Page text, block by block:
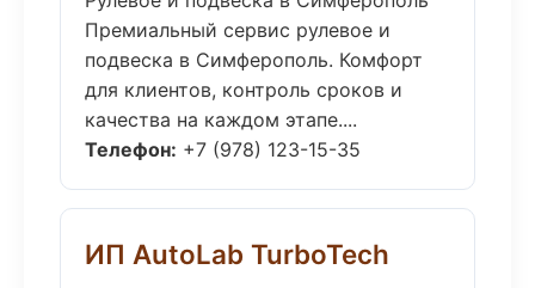
Премиальный сервис рулевое и
подвеска в Симферополь. Комфорт
для клиентов, контроль сроков и
качества на каждом этапе....
Телефон: +7 (978) 123-15-35
ИП AutoLab TurboTech